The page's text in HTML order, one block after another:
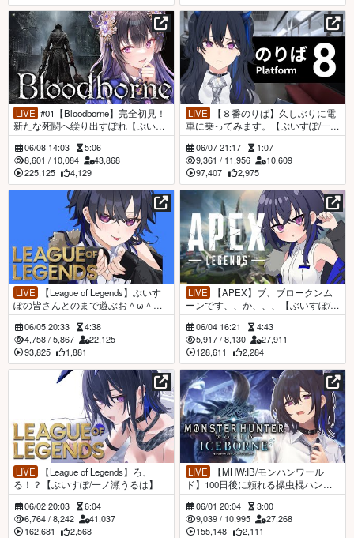
LIVE
新たな死闘へ繰り出すぽれ【ぶいす
ぽ/一ノ瀬うるは】
06/08 14:03
5:06
8,601 / 10,084
43,868
225,125
4,129
LIVE
車に乗ってみます。【ぶいすぽ/一ノ
瀬うるは】
06/07 21:17
1:07
9,361 / 11,956
10,609
97,407
2,975
LIVE
ぽの皆さんとのまで遊ぶお＾ω＾
【ぶいすぽ/一ノ瀬うるは】
06/05 20:33
4:38
4,758/ 5,867
22,125
93,825
1,881
LIVE
ーンです、、か、、、【ぶいすぽ/一
ノ瀬うるは】
06/04 16:21
4:43
5,917 /8,130
27,911
128,611
2,284
LIVE
る！？【ぶいすぽ/一ノ瀬うるは】
06/02 20:03
6:04
6,764/ 8,242
41,037
162,681
2,568
LIVE
ド】100日後に頼れる操虫棍ハンタ
ー🐝【ぶいすぽ/一ノ瀬うるは】
06/01 20:04
3:00
9,039 / 10,995
27,268
155,148
2,111